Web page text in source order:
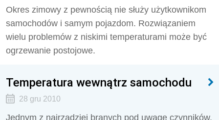
Okres zimowy z pewnością nie służy użytkownikom
samochodów i samym pojazdom. Rozwiązaniem
wielu problemów z niskimi temperaturami może być
ogrzewanie postojowe.
Temperatura wewnątrz samochodu
28 gru 2010
Jednym z najrzadziej branych pod uwagę czynników,